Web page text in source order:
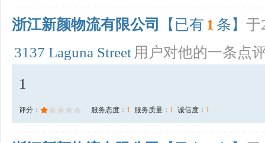
浙江新颜物流有限公司 【已有 1 条】 于
3137 Laguna Street 用户对他的一条点
1
评分： 服务态度： 1 服务质量： 1 诚信度： 1